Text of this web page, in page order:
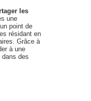
les
une
point de
résidant en
Grâce à
à une
dans des